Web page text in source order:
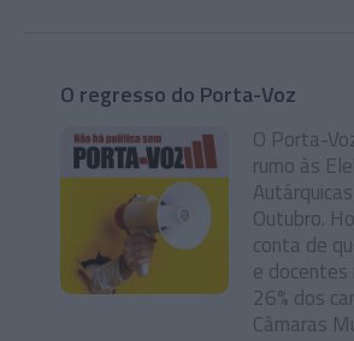
O regresso do Porta-Voz
O Porta-
rumo às
Outubro.
conta de
e
26% dos
Câmaras